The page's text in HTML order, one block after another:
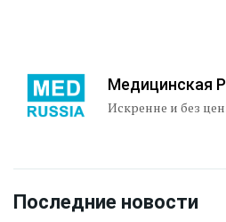
Медицинская
Искренне и без
Последние новости